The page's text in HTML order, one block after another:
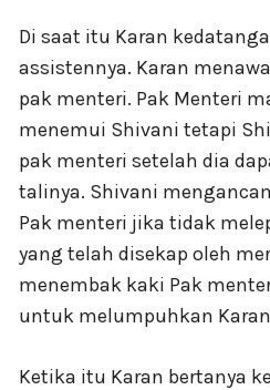
Di saat itu Karan
assistennya. Karan
pak menteri. Pak Menteri
menemui Shivani tetapi
pak menteri setelah dia
talinya. Shivani
Pak menteri jika tidak
yang telah disekap oleh
menembak kaki Pak
untuk melumpuhkan
Ketika itu Karan bertanya